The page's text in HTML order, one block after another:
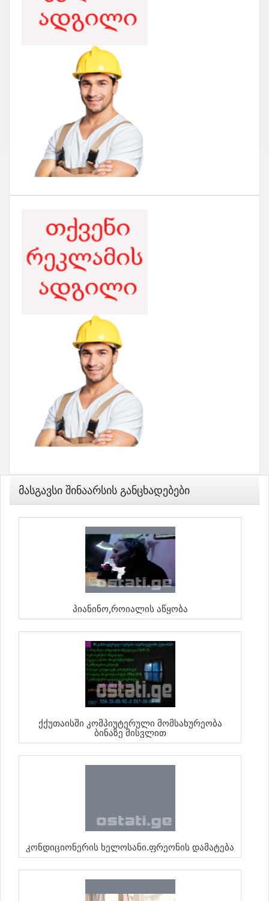
Მასგავსი Შინაარსის Განცხადებები
Პიანინო,როიალის Აწყობა
Ქქუთაისში Კომპიუტერული Მომსახურეობა
Ბინაზე Მისვლით
Კონდიციონერის Ხელოსანი.ფრეონის Დამატება